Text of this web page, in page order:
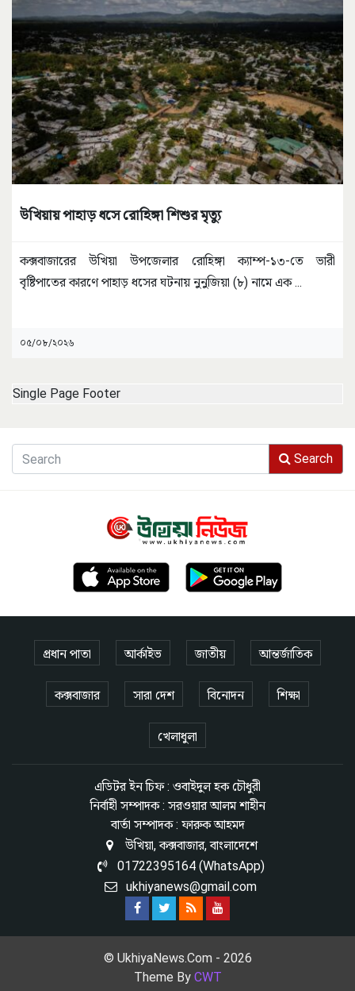
উখিয়ায় পাহাড় ধসে রোহিঙ্গা শিশুর মৃত্যু
কক্সবাজারের উখিয়া উপজেলার রোহিঙ্গা ক্যাম্প-১৩-তে ভারী
বৃষ্টিপাতের কারণে পাহাড় ধসের ঘটনায় নুনুজিয়া (৮) নামে এক...
০৫/০৮/২০২৬
Single Page Footer
Search
প্রধান পাতা আর্কাইভ জাতীয় আন্তর্জাতিক
কক্সবাজার সারা দেশ বিনোদন শিক্ষা
খেলাধুলা
এডিটর ইন চিফ : ওবাইদুল হক চৌধুরী
নির্বাহী সম্পাদক : সরওয়ার আলম শাহীন
বার্তা সম্পাদক : ফারুক আহমদ
উখিয়া, কক্সবাজার, বাংলাদেশে
01722395164 (WhatsApp)
ukhiyanews@gmail.com
© UkhiyaNews.Com - 2026
Theme By CWT